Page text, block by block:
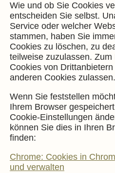
Wie und ob Sie Cookies
entscheiden Sie selbst.
Service oder welcher
stammen, haben Sie
Cookies zu löschen, zu
teilweise zuzulassen.
Cookies von
anderen Cookies zulassen.
Wenn Sie feststellen
Ihrem Browser
Cookie-Einstellungen
können Sie dies in Ihren
finden:
Chrome: Cookies in
und verwalten